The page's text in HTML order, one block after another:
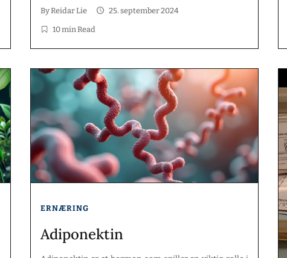
anvendelsene av balanseforsøk innen ulike
forskningsområder. Nøkkelpunkter Balanseforsøk
har en lang historie og har utviklet seg med
ByReidar Lie 25. september 2024
10 min Read
ERNÆRING
Adiponektin